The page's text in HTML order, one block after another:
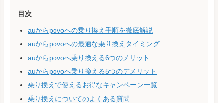
目次
auからpovoへの乗り換え手順を徹底解説
auからpovoへの最適な乗り換えタイミング
auからpovoへ乗り換える6つのメリット
auからpovoへ乗り換える5つのデメリット
乗り換えで使えるお得なキャンペーン一覧
乗り換えについてのよくある質問